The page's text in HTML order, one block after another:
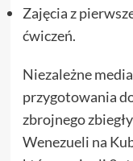
Zajęcia z
ćwiczeń.
Niezależne
przygotowania
zbrojnego
Wenezueli na